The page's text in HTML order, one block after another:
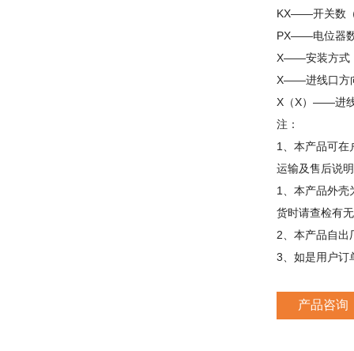
KX——开关数
PX——电位器
X——安装方式
X——进线口方
X（X）——进
注：
1、本产品可
运输及售后说
1、本产品外壳
货时请查检有
2、本产品自出
3、如是用户订
产品咨询